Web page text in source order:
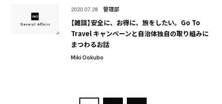
2020.07.28 管理部
【雑談】安全に、お得に、旅をしたい。Go To
Travel キャンペーンと自治体独自の取り組みに
まつわるお話
Miki Ookubo